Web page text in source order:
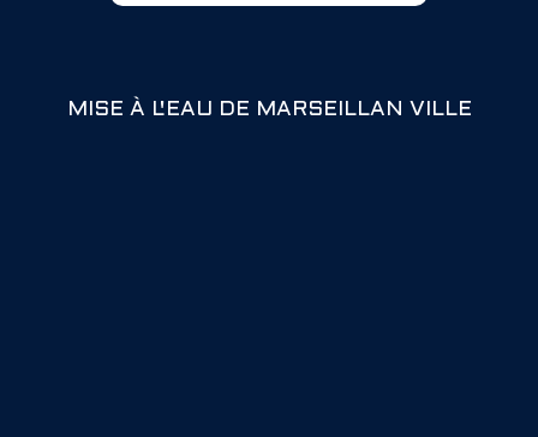
MISE À L'EAU DE MARSEILLAN VILLE